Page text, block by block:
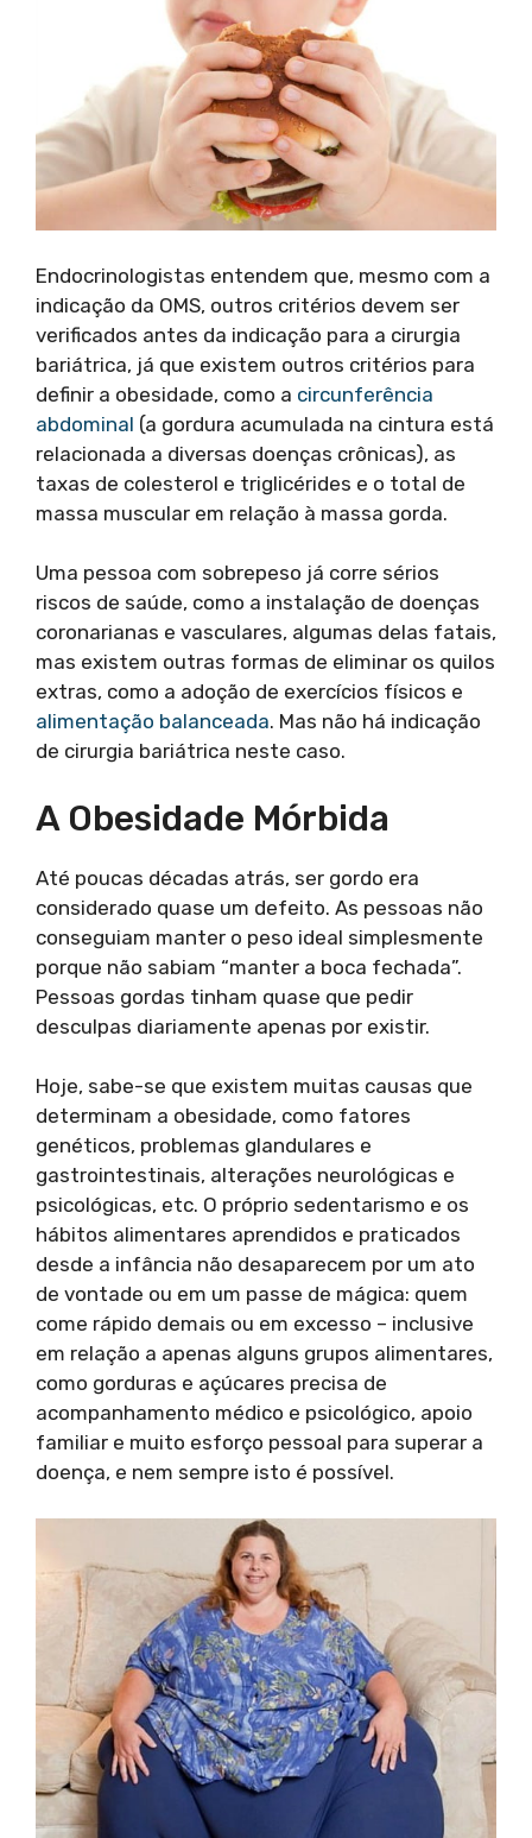
Endocrinologistas entendem que, mesmo com a
indicação da OMS, outros critérios devem ser
verificados antes da indicação para a cirurgia
bariátrica, já que existem outros critérios para
definir a obesidade, como a circunferência
abdominal (a gordura acumulada na cintura está
relacionada a diversas doenças crônicas), as
taxas de colesterol e triglicérides e o total de
massa muscular em relação à massa gorda.
Uma pessoa com sobrepeso já corre sérios
riscos de saúde, como a instalação de doenças
coronarianas e vasculares, algumas delas fatais,
mas existem outras formas de eliminar os quilos
extras, como a adoção de exercícios físicos e
alimentação balanceada. Mas não há indicação
de cirurgia bariátrica neste caso.
A Obesidade Mórbida
Até poucas décadas atrás, ser gordo era
considerado quase um defeito. As pessoas não
conseguiam manter o peso ideal simplesmente
porque não sabiam “manter a boca fechada”.
Pessoas gordas tinham quase que pedir
desculpas diariamente apenas por existir.
Hoje, sabe-se que existem muitas causas que
determinam a obesidade, como fatores
genéticos, problemas glandulares e
gastrointestinais, alterações neurológicas e
psicológicas, etc. O próprio sedentarismo e os
hábitos alimentares aprendidos e praticados
desde a infância não desaparecem por um ato
de vontade ou em um passe de mágica: quem
come rápido demais ou em excesso – inclusive
em relação a apenas alguns grupos alimentares,
como gorduras e açúcares precisa de
acompanhamento médico e psicológico, apoio
familiar e muito esforço pessoal para superar a
doença, e nem sempre isto é possível.